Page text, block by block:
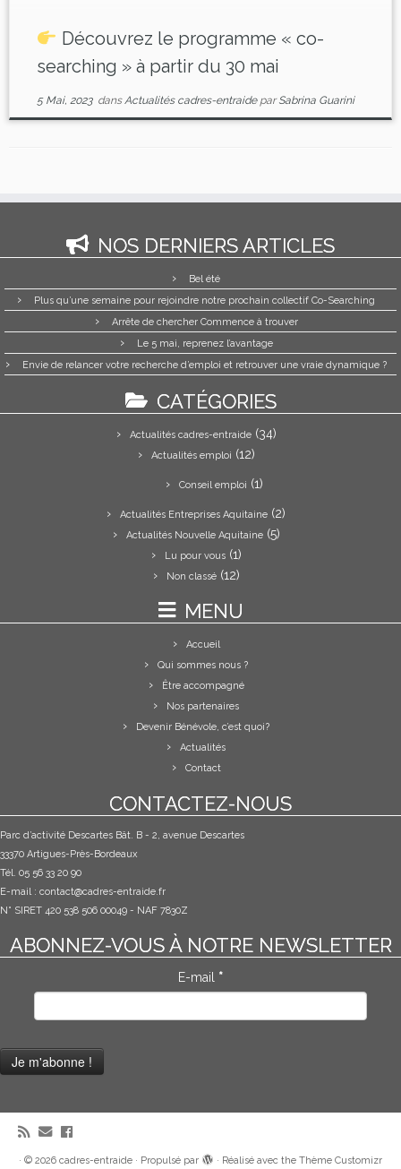
Découvrez le programme « co-
searching » à partir du 30 mai
5 Mai, 2023dansActualités cadres-entraide parSabrina Guarini
NOS DERNIERS ARTICLES
Bel été
Plus qu’une semaine pour rejoindre notre prochain collectif Co-Searching
Arrête de chercher Commence à trouver
Le 5 mai, reprenez l’avantage
Envie de relancer votre recherche d’emploi et retrouver une vraie dynamique ?
CATÉGORIES
Actualités cadres-entraide(34)
Actualités emploi (12)
Conseil emploi (1)
Actualités Entreprises Aquitaine (2)
Actualités Nouvelle Aquitaine(5)
Lu pour vous(1)
Non classé(12)
MENU
Accueil
Qui sommes nous ?
Être accompagné
Nos partenaires
Devenir Bénévole, c’est quoi?
Actualités
Contact
CONTACTEZ-NOUS
Parc d’activité Descartes Bât. B - 2, avenue Descartes
33370 Artigues-Près-Bordeaux
Tél. 05 56 33 20 90
E-mail : contact@cadres-entraide.fr
N° SIRET 420 538 506 00049 - NAF 7830Z
ABONNEZ-VOUS À NOTRE NEWSLETTER
E-mail *
· © 2026 cadres-entraide · Propulsé par · Réalisé avec the Thème Customizr